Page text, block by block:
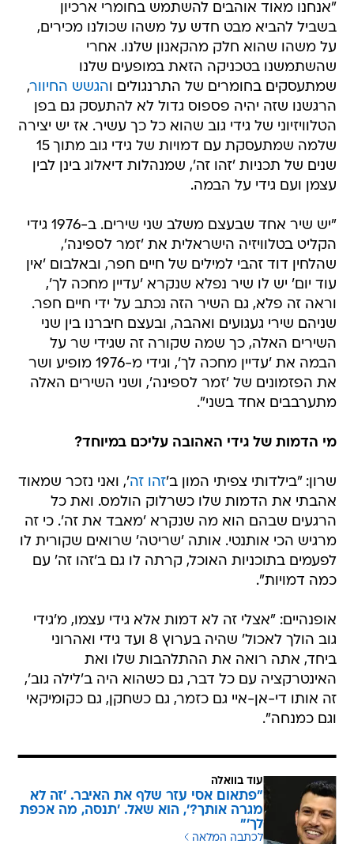
"אנחנו מאוד אוהבים להשתמש בחומרי ארכיון
בשביל להביא מבט חדש על משהו שכולנו מכירים,
על משהו שהוא חלק מהקאנון שלנו. אחרי
שהשתמשנו בטכניקה הזאת במופעים שלנו
שמתעסקים בחומרים של התרנגולים והגשש החיוור,
הרגשנו שזה יהיה פספוס גדול לא להתעסק גם בפן
הטלוויזיוני של גידי גוב שהוא כל כך עשיר. אז יש יצירה
שלמה שמתעסקת עם דמויות של גידי גוב מתוך 15
שנים של תכניות 'זהו זה', שמנהלות דיאלוג בינן לבין
עצמן ועם גידי על הבמה.
"יש שיר אחד שבעצם משלב שני שירים. ב-1976 גידי
הקליט בטלוויזיה הישראלית את 'זמר לספינה',
שהלחין דוד זהבי למילים של חיים חפר, ובאלבום 'אין
עוד יום' יש לו שיר נפלא שנקרא 'עדיין מחכה לך',
וראה זה פלא, גם השיר הזה נכתב על ידי חיים חפר.
שניהם שירי געגועים ואהבה, ובעצם חיברנו בין שני
השירים האלה, כך שמה שקורה זה שגידי שר על
הבמה את 'עדיין מחכה לך', וגידי מ-1976 מופיע ושר
את הפזמונים של 'זמר לספינה', ושני השירים האלה
מתערבבים אחד בשני".
מי הדמות של גידי האהובה עליכם במיוחד?
שרון: "בילדותי צפיתי המון ב'זהו זה', ואני נזכר שמאוד
אהבתי את הדמות שלו כשרלוק הולמס. ואת כל
הרגעים שבהם הוא מה שנקרא 'מאבד את זה'. כי זה
מרגיש הכי אותנטי. אותה 'שריטה' שרואים שקורית לו
לפעמים בתוכניות האוכל, קרתה לו גם ב'זהו זה' עם
כמה דמויות".
אופנהיים: "אצלי זה לא דמות אלא גידי עצמו, מ'גידי
גוב הולך לאכול' שהיה בערוץ 8 ועד גידי ואהרוני
ביחד, אתה רואה את ההתלהבות שלו ואת
האינטרקציה עם כל דבר, גם כשהוא היה ב'לילה גוב',
זה אותו די-אן-איי גם כזמר, גם כשחקן, גם כקומיקאי
וגם כמנחה".
עוד בוואלה
"פתאום אסי עזר שלף את האיבר. 'זה לא
מגרה אותך?', הוא שאל. 'תנסה, מה אכפת
לך'"
לכתבה המלאה